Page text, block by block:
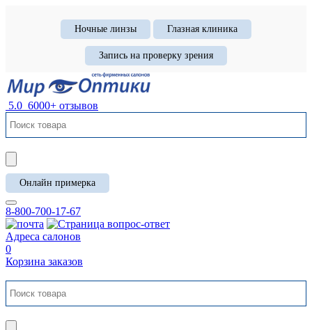
Ночные линзы Глазная клиника
Запись на проверку зрения
5.0 6000+ отзывов
Онлайн примерка
8-800-700-17-67
Адреса салонов
0
Корзина заказов